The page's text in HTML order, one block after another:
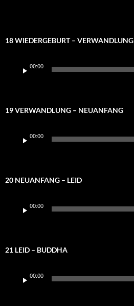
18 WIEDERGEBURT – VERWANDLUNG
Player
00:00
19 VERWANDLUNG – NEUANFANG
Player
00:00
20 NEUANFANG – LEID
Player
00:00
21 LEID – BUDDHA
Player
00:00